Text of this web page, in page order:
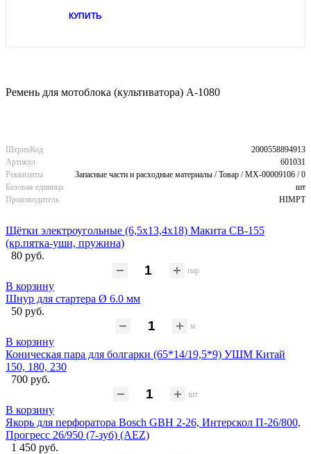
КУПИТЬ
Ремень для мотоблока (культиватора) А-1080
ШтрихКод
2000558894913
Артикул
601031
Реквизиты
Запасные части и расходные материалы / Товар / MX-00009106 / 0
Базовая единица
шт
Производитель
HIMPT
Щётки электроугольные (6,5х13,4х18) Макита CB-155
(кр.пятка-уши, пружина)
80 руб.
пар
В корзину
Шнур для стартера Ø 6.0 мм
50 руб.
м
В корзину
Коническая пара для болгарки (65*14/19,5*9) УШМ Китай
150, 180, 230
700 руб.
шт
В корзину
Якорь для перфоратора Bosch GBH 2-26, Интерскол П-26/800,
Прогресс 26/950 (7-зуб) (AEZ)
1 450 руб.